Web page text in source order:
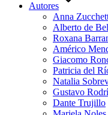
Autores
Anna
Alberto de
Roxana
Américo
Giacomo
Patricia del
Natalia
Gustavo
Dante Trujillo